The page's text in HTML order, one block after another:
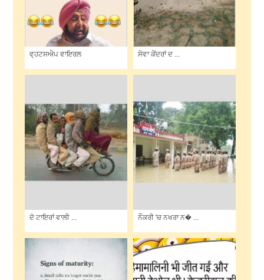
ਵ੍ਹਟਸਐਪ ਵਾਇਰਲ ਸੇਵਾ ਕੇਂਦਰਾਂ ਦ ...
ਦੋ ਟਾਇਰਾਂ ਵਾਲੀ ... ਨੌਕਰੀ 'ਚ ਨਖਰਾ ਨ� ...